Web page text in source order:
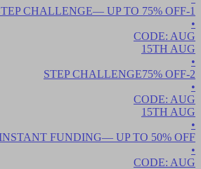
1-STEP CHALLENGE
— UP TO 75% OFF
•
CODE: AUG
15TH AUG
•
2-STEP CHALLENGE
75% OFF
•
CODE: AUG
15TH AUG
•
FUNDING— UP TO 50% OFF
•
CODE: AUG